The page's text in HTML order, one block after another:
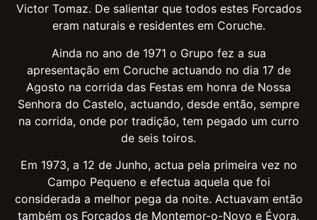
Victor Tomaz. De salientar que todos estes Forcados
eram naturais e residentes em Coruche.
Ainda no ano de 1971 o Grupo fez a sua
apresentação em Coruche actuando no dia 17 de
Agosto na corrida das Festas em honra de Nossa
Senhora do Castelo, actuando, desde então, sempre
na corrida, onde por tradição, tem pegado um curro
de seis toiros.
Em 1973, a 12 de Junho, actua pela primeira vez no
Campo Pequeno e efectua aquela que foi
considerada a melhor pega da noite. Actuavam então
também os Forcados de Montemor-o-Novo e Évora.